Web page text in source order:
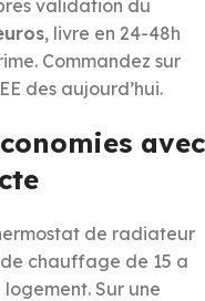
validation du
, livre en 24-48h
Commandez sur
des aujourd’hui.
avec
de radiateur
chauffage de 15 a
logement. Sur une